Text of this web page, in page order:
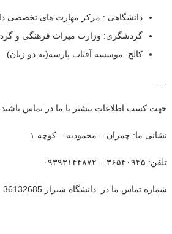
دانشگاهی : مرکز مهارت های تخصصی
گردشگری: وزارت میراث فرهنگی و
کالج: موسسه آفتاب پارسه(به دو زبان)
جهت کسب اطلاعات بیشتر با ما در تماس باشید.
نشانی ما: چمران – محمودیه – کوچه ۱
تلفن: ۳۶۵۴۰۹۴۵ – ۰۹۳۹۳۱۴۴۸۷۲
شماره تماس ما در دانشگاه شیراز 36132685